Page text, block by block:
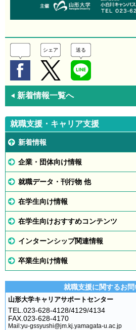
シェア 送る
◀ 新着情報一覧へ
就職支援・キャリア支援
新着情報
企業・団体向け情報
就職データ・刊行物 他
在学生向け情報
在学生向けおすすめコンテンツ
インターンシップ関連情報
卒業生向け情報
就職支援に関するお
山形大学キャリアサポートセンター
TEL.023-628-4128/4129/4134
FAX.023-628-4170
Mail:yu-gssyushi@jm.kj.yamagata-u.ac.jp